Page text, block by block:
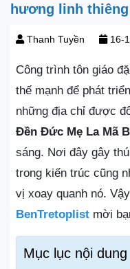
hương linh thiêng
Thanh Tuyền 16-
Công trình tôn giáo
thế mạnh để phát
những địa chỉ được
Đền Đức Mẹ La Mã
sáng. Nơi đây gây
trong kiến trúc cũng
vị xoay quanh nó.
BenTretoplist mời
Mục lục nội dung